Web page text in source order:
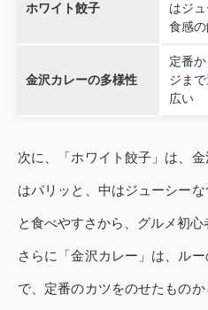
ホワイト餃子
はジ
食感
金沢カレーの多様性
定番
ジま
広い
次に、「ホワイト餃子」は、
はパリッと、中はジューシー
と食べやすさから、グルメ初心
さらに「金沢カレー」は、ル
で、定番のカツをのせたもの